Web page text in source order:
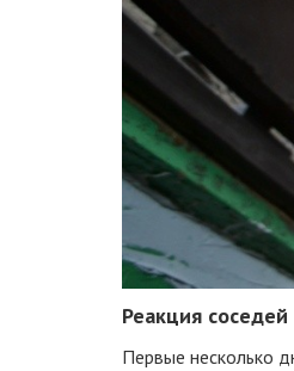
Реакция соседей
Первые несколько